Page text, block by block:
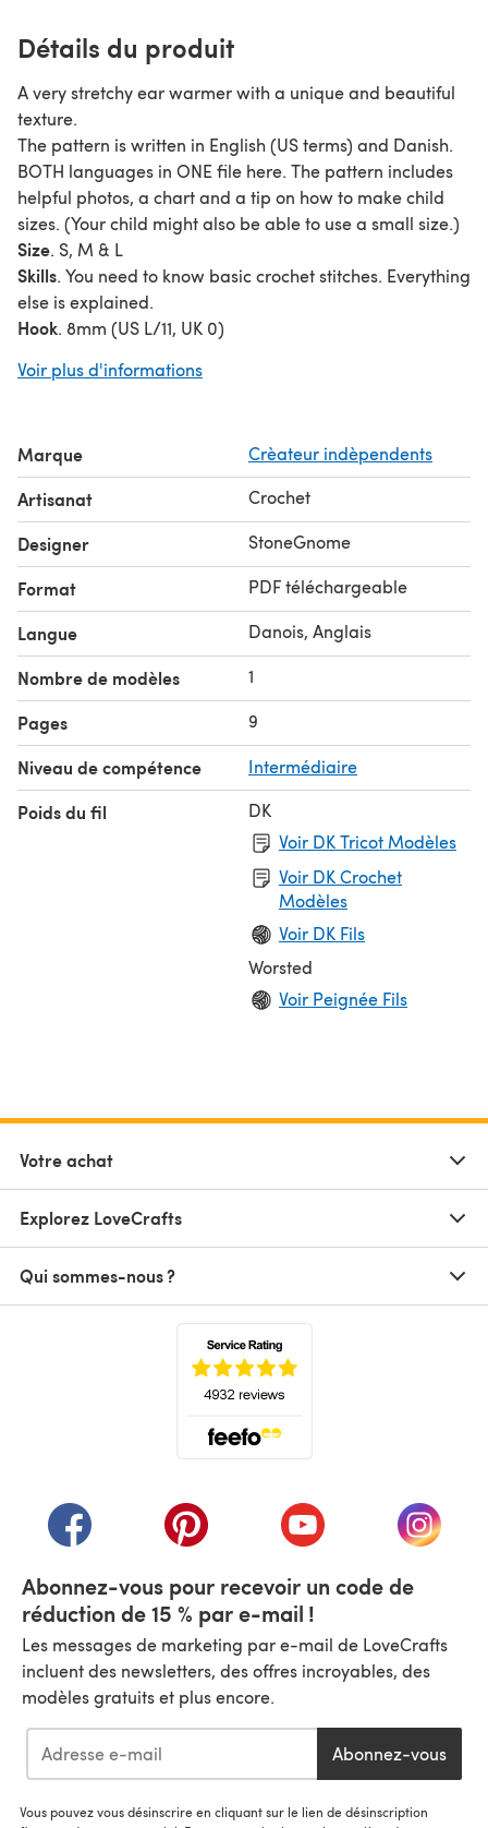
Détails du produit
A very stretchy ear warmer with a unique and beautiful
texture.
The pattern is written in English (US terms) and Danish.
BOTH languages in ONE file here. The pattern includes
helpful photos, a chart and a tip on how to make child
sizes. (Your child might also be able to use a small size.)
Size. S, M & L
Skills. You need to know basic crochet stitches. Everything
else is explained.
Hook. 8mm (US L/11, UK 0)
ball for a size M.
Voir plus d'informations
Marque Crèateur indèpendents
Artisanat Crochet
Designer StoneGnome
Format PDF téléchargeable
Langue Danois, Anglais
Nombre de modèles 1
Pages 9
Niveau de compétence Intermédiaire
Poids du fil
DK
Voir DK Tricot Modèles
Voir DK Crochet
Modèles
Voir DK Fils
Worsted
Voir Peignée Fils
Votre achat
Explorez LoveCrafts
Qui sommes-nous ?
(s'ouvre dans un nouvel onglet)
(s'ouvre dans un nouvel onglet)
(s'ouvre dans un(s'ouvre
Abonnez-vous pour recevoir un code de
réduction de 15 % par e-mail !
Les messages de marketing par e-mail de LoveCrafts
incluent des newsletters, des offres incroyables, des
modèles gratuits et plus encore.
Abonnez-vous
Vous pouvez vous désinscrire en cliquant sur le lien de désinscription